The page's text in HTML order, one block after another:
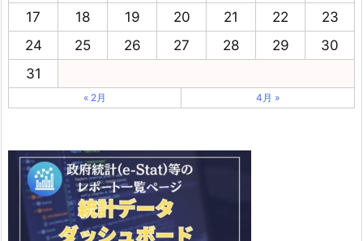
17
18 19 20 21 22
23
24
25 26 27 28 29
30
31
« 2月 4月 »